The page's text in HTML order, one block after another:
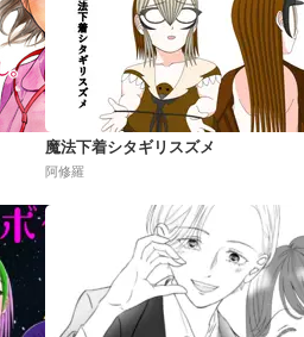
魔法下着シタギリスズメ
阿修羅